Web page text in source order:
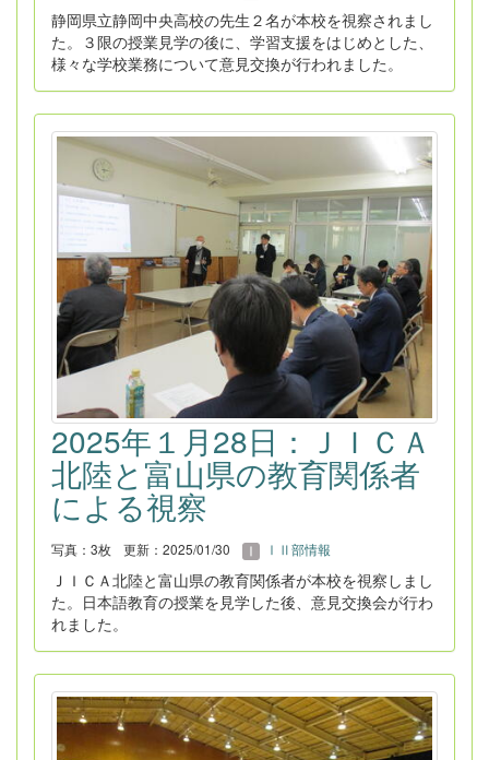
静岡県立静岡中央高校の先生２名が本校を視察されまし
た。３限の授業見学の後に、学習支援をはじめとした、
様々な学校業務について意見交換が行われました。
2025年１月28日：ＪＩＣＡ
北陸と富山県の教育関係者
による視察
写真：3枚 更新：2025/01/30 ⅠⅡ部情報
ＪＩＣＡ北陸と富山県の教育関係者が本校を視察しまし
た。日本語教育の授業を見学した後、意見交換会が行わ
れました。